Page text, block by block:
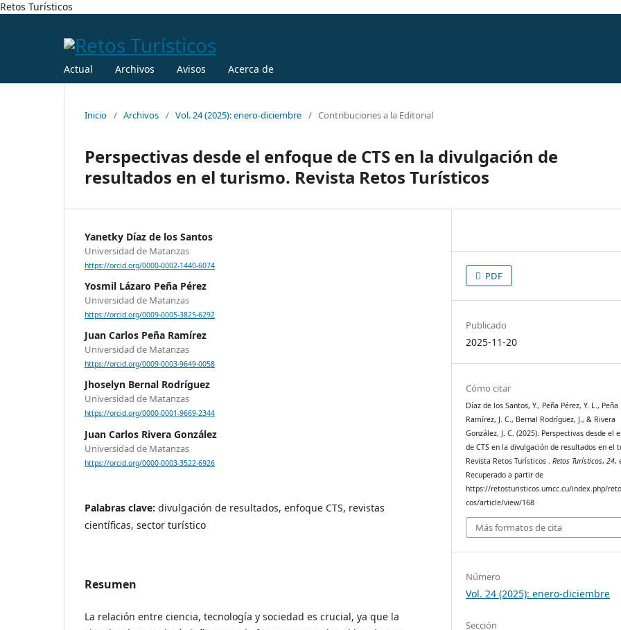
Retos Turísticos
Actual Archivos Avisos Acerca de
Inicio / Archivos / Vol. 24 (2025): enero-diciembre / Contribuciones a la Editorial
Perspectivas desde el enfoque de CTS en la divulgación de
resultados en el turismo. Revista Retos Turísticos
Yanetky Díaz de los Santos
Universidad de Matanzas
https://orcid.org/0000-0002-1440-6074
Yosmil Lázaro Peña Pérez
Universidad de Matanzas
https://orcid.org/0009-0005-3825-6292
Juan Carlos Peña Ramírez
Universidad de Matanzas
https://orcid.org/0009-0003-9649-0058
Jhoselyn Bernal Rodríguez
Universidad de Matanzas
https://orcid.org/0000-0001-9669-2344
Juan Carlos Rivera González
Universidad de Matanzas
https://orcid.org/0000-0003-3522-6926
Palabras clave: divulgación de resultados, enfoque CTS, revistas
científicas, sector turístico
Resumen
La relación entre ciencia, tecnología y sociedad es crucial, ya que la
PDF
Publicado
2025-11-20
Cómo citar
Díaz de los Santos, Y., Peña Pérez, Y. L., Peña
Ramírez, J. C., Bernal Rodríguez, J., & Rivera
González, J. C. (2025). Perspectivas desde el
de CTS en la divulgación de resultados en el
Revista Retos Turísticos .Retos Turísticos,24,
Recuperado a partir de
https://retosturisticos.umcc.cu/index.php/
cos/article/view/168
Más formatos de cita
Número
Vol. 24 (2025): enero-diciembre
Sección